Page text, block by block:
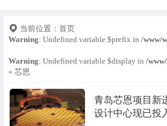
当前位置： 首页
Warning: Undefined variable $prefix in /www/wwwroot/
Warning: Undefined variable $display in /www/wwwroot/
» 芯恩
青岛芯恩项目新
设计中心现已投